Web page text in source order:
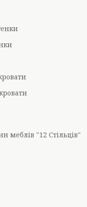
меблів "12 Стільців"